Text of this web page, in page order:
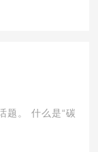
今年全国两会期间，“碳中